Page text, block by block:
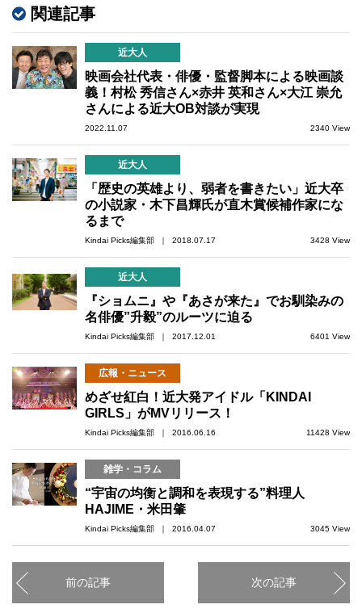
関連記事
近大人
映画会社代表・俳優・監督脚本による映画談
義！村松 秀信さん×赤井 英和さん×大江 崇允
さんによる近大OB対談が実現
2022.11.07 2340 View
近大人
「歴史の英雄より、弱者を書きたい」近大卒
の小説家・木下昌輝氏が直木賞候補作家にな
るまで
Kindai Picks編集部 ｜ 2018.07.17 3428 View
近大人
『ショムニ』や『あさが来た』でお馴染みの
名俳優”升毅”のルーツに迫る
Kindai Picks編集部 ｜ 2017.12.01 6401 View
広報・ニュース
めざせ紅白！近大発アイドル「KINDAI
GIRLS」がMVリリース！
Kindai Picks編集部 ｜ 2016.06.16 11428 View
雑学・コラム
“宇宙の均衡と調和を表現する”料理人
HAJIME・米田肇
Kindai Picks編集部 ｜ 2016.04.07 3045 View
前の記事 次の記事